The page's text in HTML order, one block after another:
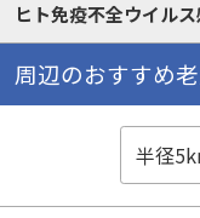
ヒト免疫不全ウイルス
周辺のおすすめ